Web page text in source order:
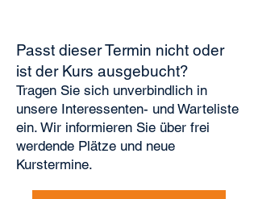
Passt dieser Termin nicht oder
ist der Kurs ausgebucht?
Tragen Sie sich unverbindlich in
unsere Interessenten- und Warteliste
ein. Wir informieren Sie über frei
werdende Plätze und neue
Kurstermine.